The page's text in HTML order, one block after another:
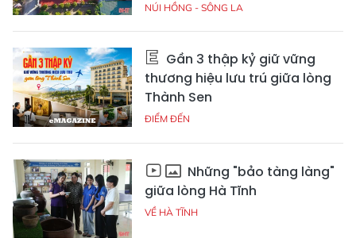
NÚI HỒNG - SÔNG LA
Gần 3 thập kỷ giữ vững
thương hiệu lưu trú giữa lòng
Thành Sen
ĐIỂM ĐẾN
Những "bảo tàng làng"
giữa lòng Hà Tĩnh
VỀ HÀ TĨNH